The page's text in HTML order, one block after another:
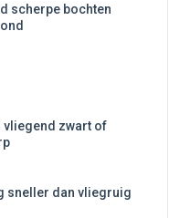
scherpe bochten
vliegend zwart of
sneller dan vliegruig